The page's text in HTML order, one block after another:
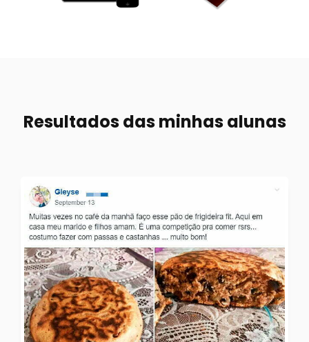
Resultados das minhas alunas